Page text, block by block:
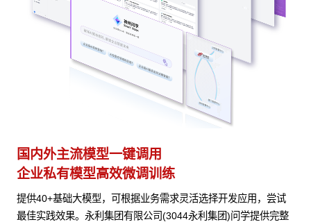
多模态多层级知识库权限管理
激活企业数据资产
永利集团有限公司(3044永利集团)问学支持文本、图片、音视
频、网页等结构化与非结构化知识格式有效整合， 可结合访问权